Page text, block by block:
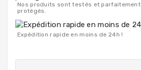
Nos produits sont testés et parfaitement
protégés.
Expédition rapide en moins de 24h !